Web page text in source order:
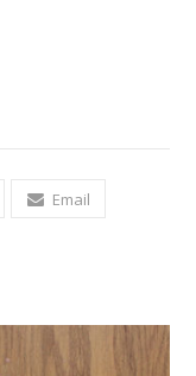
Email